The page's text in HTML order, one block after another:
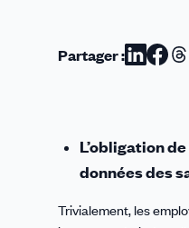
Partager :
L’obligation
données des
Trivialement, les